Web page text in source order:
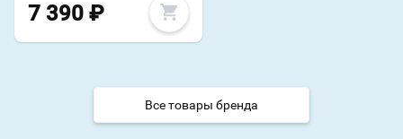
7 390 ₽
Все товары бренда